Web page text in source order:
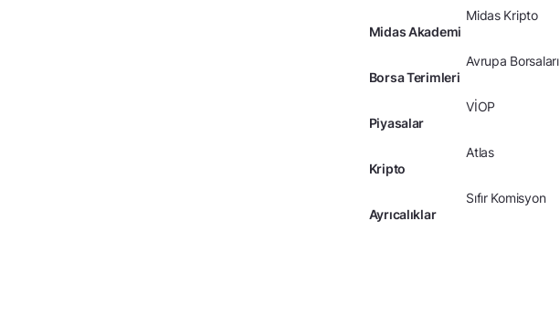
Midas Akademi
Borsa Terimleri
Piyasalar
Kripto
Ayrıcalıklar
Midas Kripto
Avrupa Borsaları
VİOP
Atlas
Sıfır Komisyon